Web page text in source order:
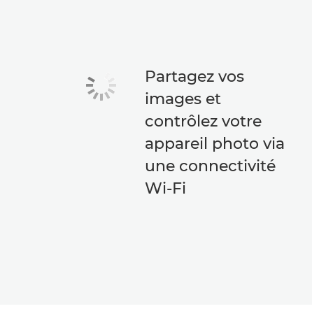
Partagez vos
images et
contrôlez votre
appareil photo via
une connectivité
Wi-Fi